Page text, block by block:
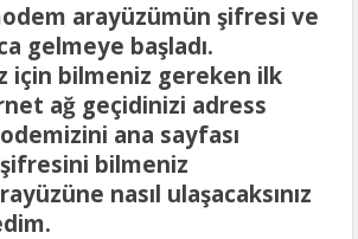
arayüzümün şifresi ve
gelmeye başladı.
için bilmeniz gereken ilk
ağ geçidinizi adress
ana sayfası
şifresini bilmeniz
nasıl ulaşacaksınız